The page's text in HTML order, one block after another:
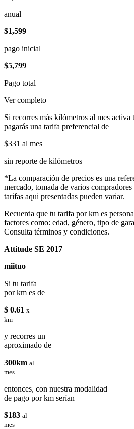
anual
$1,599
pago inicial
$5,799
Pago total
Ver completo
Si recorres más kilómetros al mes activa
pagarás una tarifa preferencial de
$331 al mes
sin reporte de kilómetros
*La comparación de precios es una
mercado, tomada de varios
tarifas aqui presentadas pueden variar.
Recuerda que tu tarifa por km es
factores como: edad, género, tipo de
Consulta términos y condiciones.
Attitude SE 2017
miituo
Si tu tarifa
por km es de
$ 0.61 x
km
y recorres un
aproximado de
300km al
mes
entonces, con nuestra modalidad
de pago por km serían
$183 al
mes